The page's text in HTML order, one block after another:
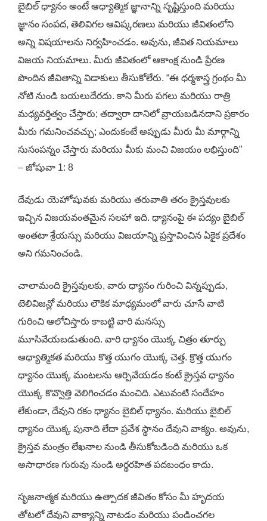
బైబిల్ ధ్యానం అంటే ఆధ్యాత్మిక జ్ఞానాన్ని సృష్టిస్తుంది మరియు
జ్ఞానం సంపద, తెలివిగల ఆవిష్కరణలు మరియు జీవితంలోని
అన్ని విషయాలను నిర్వహించడం. అవును, జీవిత నియమాలు
విజయ నియమాలు. మీరు జీవితంలో ఆకాంక్ష నుండి ప్రేరణ
పొందిన జీవితాన్ని విడాకులు తీసుకోలేరు. “ఈ ధర్మశాస్త్ర గ్రంథం మీ
నోటి నుండి బయలుదేరదు. కాని మీరు పగలు మరియు రాత్రి
మధ్యవర్తిత్వం చేస్తారు; తద్వారా దానిలో వ్రాయబడినదాని ప్రకారం
మీరు గమనించవచ్చు; ఎందుకంటే అప్పుడు మీరు మీ మార్గాన్ని
సుసంపన్నం చేస్తారు మరియు మీకు మంచి విజయం లభిస్తుంది”
– జోషువా 1: 8
దేవుడు యెహోషువకు మరియు తరువాతి తరం క్రైస్తవులకు
ఇచ్చిన విజయవంతమైన సలహా ఇది. ధ్యానంపై ఈ పద్యం బైబిల్
అంతటా శ్రేయస్సు మరియు విజయాన్ని ప్రస్తావించిన ఏకైక ప్రదేశం
అని గమనించండి.
చాలామంది క్రైస్తవులకు, వారు ధ్యానం గురించి విన్నప్పుడు,
టెలివిజన్లో మరియు లౌకిక మాధ్యమంలో వారు చూసే వాటి
గురించి ఆలోచిస్తారు కాబట్టి వారి మనస్సు
మూసివేయబడుతుంది. వారి ధ్యానం యొక్క చిత్రం తూర్పు
ఆధ్యాత్మికత మరియు కొత్త యుగం యొక్క చెత్త. క్రొత్త యుగం
ధ్యానం యొక్క మంటలను ఆర్పివేయడం కంటే క్రైస్తవ ధ్యానం
యొక్క కొవ్వొత్తి వెలిగించడం మంచిది. ఎటువంటి సందేహం
లేకుండా, దేవుని రకం ధ్యానం బైబిల్ ధ్యానం. మరియు బైబిల్
ధ్యానం యొక్క పునాది లేదా ప్రవేశ స్థానం దేవుని వాక్యం. అవును,
క్రైస్తవ మంత్రం లేఖనాల నుండి తీసుకోబడింది మరియు ఒక
అసాధారణ గురువు నుండి అర్థరహిత పదబంధం కాదు.
సృజనాత్మక మరియు ఉత్పాదక జీవితం కోసం మీ హృదయ
తోటలో దేవుని వాక్యాన్ని నాటడం మరియు పండించగల